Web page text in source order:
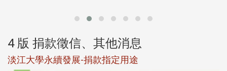
4 版 捐款徵信、其他消息
淡江大學永續發展-捐款指定用途